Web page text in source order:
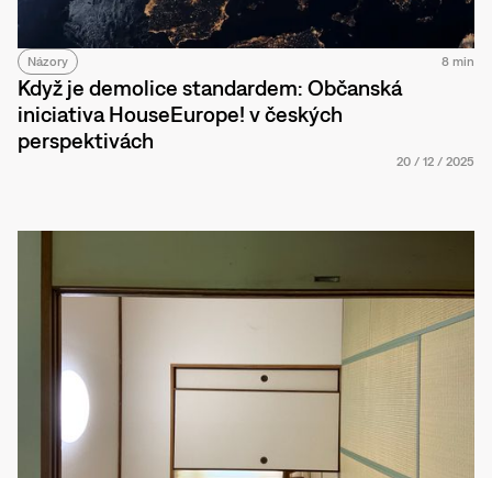
Názory 8 min
Když je demolice standardem: Občanská
iniciativa HouseEurope! v českých
perspektivách
20 / 12 / 2025